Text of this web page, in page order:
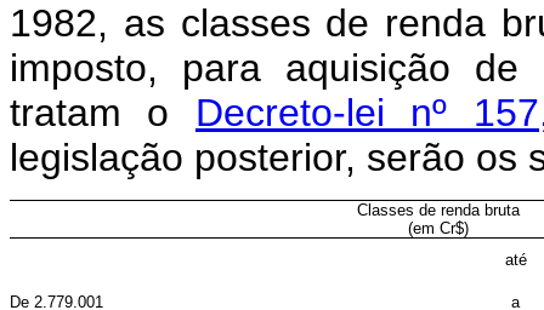
1982, as classes de renda
imposto, para aquisição
tratam o Decreto-lei nº
legislação posterior, serão os
Classes de renda bruta
(em Cr$)
até
De 2.779.001 a